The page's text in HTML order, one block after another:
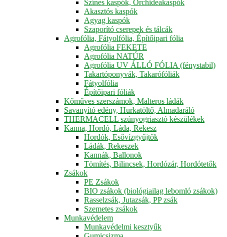
Színes kaspók, Orchideakaspók
Akasztós kaspók
Agyag kaspók
Szaporító cserepek és tálcák
Agrofólia, Fátyolfólia, Építőipari fólia
Agrofólia FEKETE
Agrofólia NATÚR
Agrofólia UV ÁLLÓ FÓLIA (fénystabil)
Takartóponyvák, Takarófóliák
Fátyolfólia
Építőipari fóliák
Kőműves szerszámok, Malteros ládák
Savanyító edény, Hurkatöltő, Almadaráló
THERMACELL szúnyogriasztó készülékek
Kanna, Hordó, Láda, Rekesz
Hordók, Esővízgyűjtők
Ládák, Rekeszek
Kannák, Ballonok
Tömítés, Bilincsek, Hordózár, Hordótetők
Zsákok
PE Zsákok
BIO zsákok (biológiailag lebomló zsákok)
Rasselzsák, Jutazsák, PP zsák
Szemetes zsákok
Munkavédelem
Munkavédelmi kesztyűk